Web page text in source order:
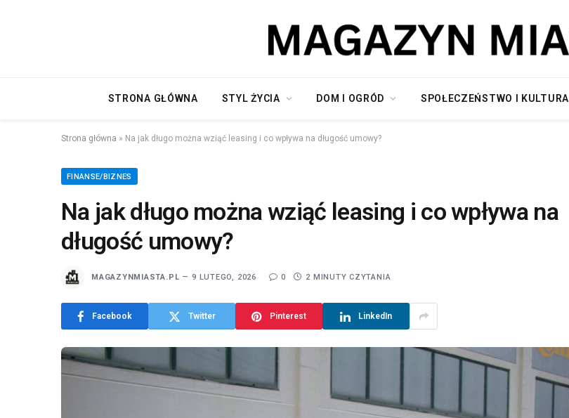
STRONA GŁÓWNA STYL ŻYCIA DOM I OGRÓD SPOŁECZEŃSTWO I KULTURA
Strona główna » Na jak długo można wziąć leasing i co wpływa na długość umowy?
FINANSE/BIZNES
Na jak długo można wziąć leasing i co wpływa na
długość umowy?
MAGAZYNMIASTA.PL 9 LUTEGO, 2026 0 2 MINUTY CZYTANIA
Facebook Twitter Pinterest LinkedIn